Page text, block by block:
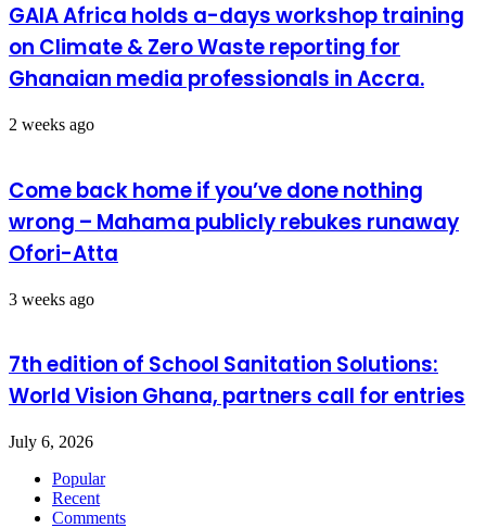
GAIA Africa holds a-days workshop training
on Climate & Zero Waste reporting for
Ghanaian media professionals in Accra.
2 weeks ago
Come back home if you’ve done nothing
wrong – Mahama publicly rebukes runaway
Ofori-Atta
3 weeks ago
7th edition of School Sanitation Solutions:
World Vision Ghana, partners call for entries
July 6, 2026
Popular
Recent
Comments